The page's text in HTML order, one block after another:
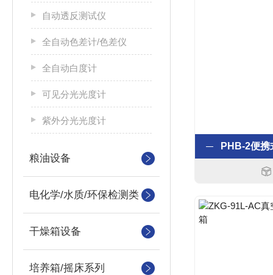
自动透反测试仪
全自动色差计/色差仪
全自动白度计
可见分光光度计
紫外分光光度计
粮油设备
电化学/水质/环保检测类
干燥箱设备
培养箱/摇床系列